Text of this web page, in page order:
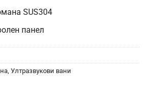
SUS304
панел
Ултразвукови вани